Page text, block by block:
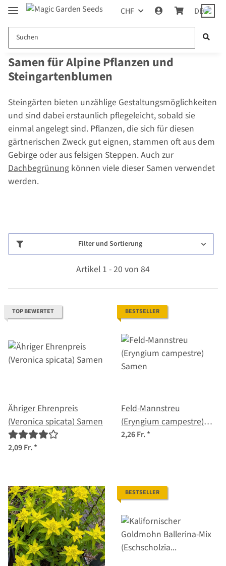
CHF DE
Samen für Alpine Pflanzen und
Steingartenblumen
Steingärten bieten unzählige Gestaltungsmöglichkeiten
und sind dabei erstaunlich pflegeleicht, sobald sie
einmal angelegt sind. Pflanzen, die sich für diesen
gärtnerischen Zweck gut eignen, stammen oft aus dem
Gebirge oder aus felsigen Steppen. Auch zur
Dachbegrünung können viele dieser Samen verwendet
werden.
Filter und Sortierung
Artikel 1 - 20 von 84
TOP BEWERTET
Ähriger Ehrenpreis
(Veronica spicata) Samen
2,09 Fr.*
BESTSELLER
Feld-Mannstreu
(Eryngium campestre)
Samen
2,26 Fr.*
BESTSELLER